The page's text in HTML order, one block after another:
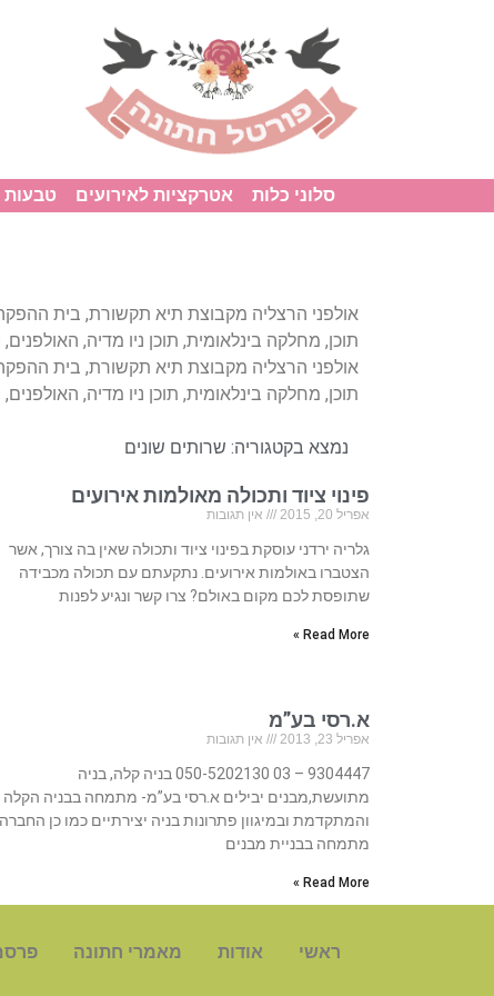
סלוני כלות אטרקציות לאירועים טבעות
אולפני הרצליה מקבוצת תיא תקשורת, בית
תוכן, מחלקה בינלאומית, תוכן ניו מדיה, האולפנים,
אולפני הרצליה מקבוצת תיא תקשורת, בית
תוכן, מחלקה בינלאומית, תוכן ניו מדיה, האולפנים,
נמצא בקטגוריה: שרותים שונים
פינוי ציוד ותכולה מאולמות אירועים
אפריל 20, 2015 אין תגובות
גלריה ירדני עוסקת בפינוי ציוד ותכולה שאין בה צורך, אשר
הצטברו באולמות אירועים. נתקעתם עם תכולה מכבידה
שתופסת לכם מקום באולם? צרו קשר ונגיע לפנות
Read More »
א.רסי בע”מ
אפריל 23, 2013 אין תגובות
9304447 – 03 050-5202130 בניה קלה, בניה
מתועשת,מבנים יבילים א.רסי בע”מ- מתמחה בבניה הקלה
והמתקדמת ובמיגוון פתרונות בניה יצירתיים כמו כן החברה
מתמחה בבניית מבנים
Read More »
ראשי אודות מאמרי חתונה